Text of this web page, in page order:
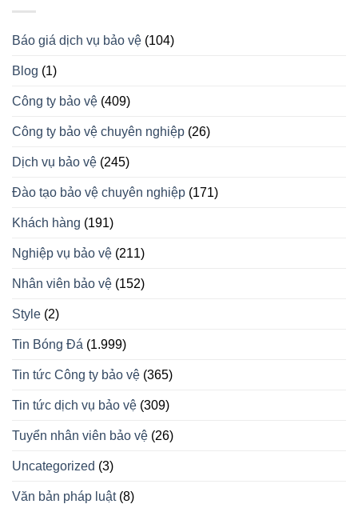
Báo giá dịch vụ bảo vệ (104)
Blog (1)
Công ty bảo vệ (409)
Công ty bảo vệ chuyên nghiệp (26)
Dịch vụ bảo vệ (245)
Đào tạo bảo vệ chuyên nghiệp (171)
Khách hàng (191)
Nghiệp vụ bảo vệ (211)
Nhân viên bảo vệ (152)
Style (2)
Tin Bóng Đá (1.999)
Tin tức Công ty bảo vệ (365)
Tin tức dịch vụ bảo vệ (309)
Tuyển nhân viên bảo vệ (26)
Uncategorized (3)
Văn bản pháp luật(8)